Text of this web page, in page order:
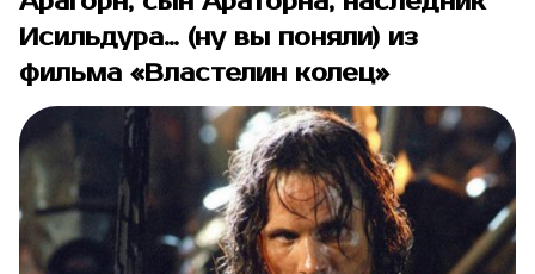
Исильдура… (ну вы поняли) из
фильма «Властелин колец»